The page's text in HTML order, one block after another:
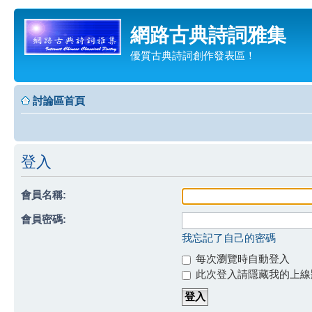
網路古典詩詞雅集
優質古典詩詞創作發表區！
討論區首頁
登入
會員名稱:
會員密碼:
我忘記了自己的密碼
每次瀏覽時自動登入
此次登入請隱藏我的上